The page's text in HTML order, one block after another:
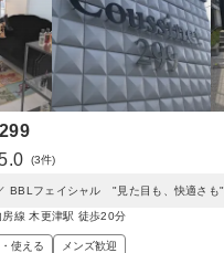
(3件)
BBLフェイシャル "見た目も、快適さも"
房線 木更津駅 徒歩20分
使える メンズ歓迎